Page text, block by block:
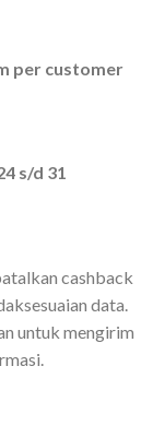
per customer
s/d 31
cashback
data.
untuk mengirim